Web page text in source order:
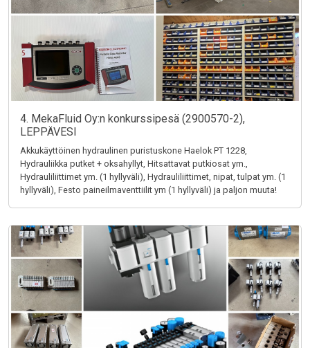
4. MekaFluid Oy:n konkurssipesä (2900570-2),
LEPPÄVESI
Akkukäyttöinen hydraulinen puristuskone Haelok PT 1228,
Hydrauliikka putket + oksahyllyt, Hitsattavat putkiosat ym.,
Hydrauliliittimet ym. (1 hyllyväli), Hydrauliliittimet, nipat, tulpat ym. (1
hyllyväli), Festo paineilmaventtiilit ym (1 hyllyväli) ja paljon muuta!